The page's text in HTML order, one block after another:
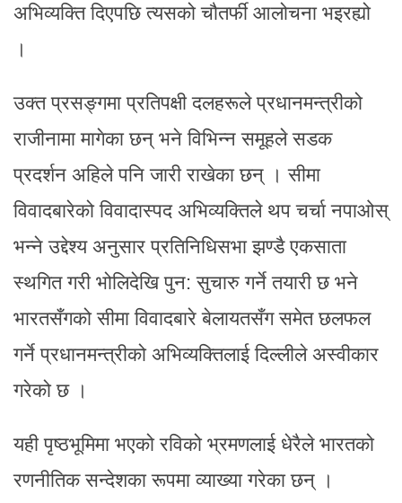
अभिव्यक्ति दिएपछि त्यसको चौतर्फी आलोचना भइरह्यो
।
उक्त प्रसङ्गमा प्रतिपक्षी दलहरूले प्रधानमन्त्रीको
राजीनामा मागेका छन् भने विभिन्न समूहले सडक
प्रदर्शन अहिले पनि जारी राखेका छन् । सीमा
विवादबारेको विवादास्पद अभिव्यक्तिले थप चर्चा नपाओस्
भन्ने उद्देश्य अनुसार प्रतिनिधिसभा झण्डै एकसाता
स्थगित गरी भोलिदेखि पुन: सुचारु गर्ने तयारी छ भने
भारतसँगको सीमा विवादबारे बेलायतसँग समेत छलफल
गर्ने प्रधानमन्त्रीको अभिव्यक्तिलाई दिल्लीले अस्वीकार
गरेको छ ।
यही पृष्ठभूमिमा भएको रविको भ्रमणलाई धेरैले भारतको
रणनीतिक सन्देशका रूपमा व्याख्या गरेका छन् ।